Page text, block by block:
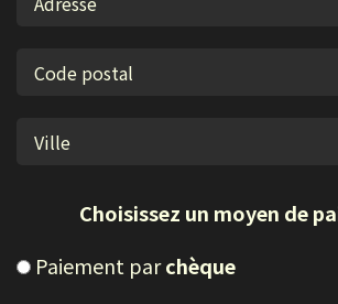
Choisissez un moyen de
Paiement parchèque